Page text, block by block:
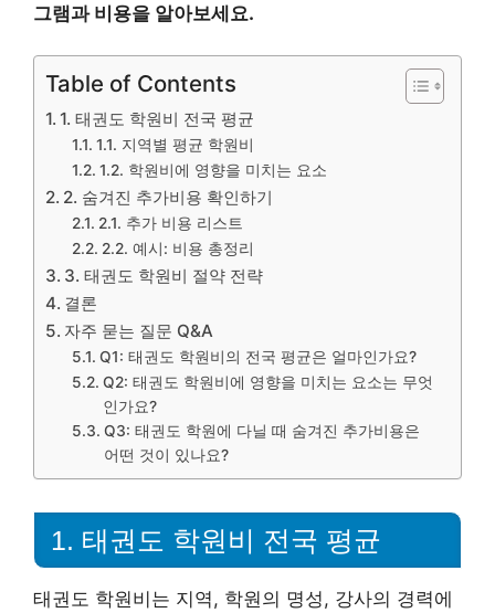
그램과 비용을 알아보세요.
Table of Contents
1. 태권도 학원비 전국 평균
1.1. 지역별 평균 학원비
1.2. 학원비에 영향을 미치는 요소
2. 숨겨진 추가비용 확인하기
2.1. 추가 비용 리스트
2.2. 예시: 비용 총정리
3. 태권도 학원비 절약 전략
결론
자주 묻는 질문 Q&A
Q1: 태권도 학원비의 전국 평균은 얼마인가요?
Q2: 태권도 학원비에 영향을 미치는 요소는 무엇
인가요?
Q3: 태권도 학원에 다닐 때 숨겨진 추가비용은
어떤 것이 있나요?
1. 태권도 학원비 전국 평균
태권도 학원비는 지역, 학원의 명성, 강사의 경력에